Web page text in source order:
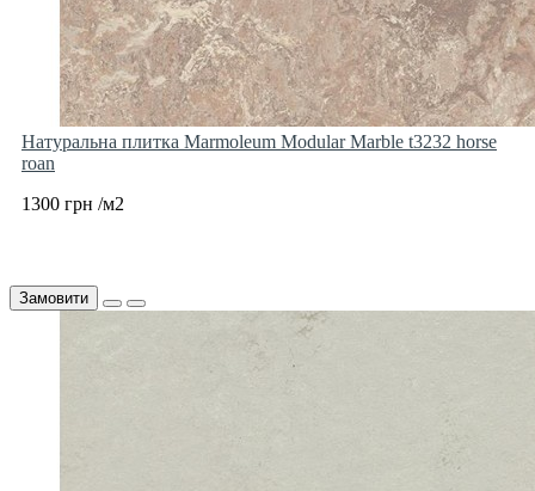
Натуральна плитка Marmoleum Modular Marble t3232 horse
roan
1300 грн /м2
Замовити